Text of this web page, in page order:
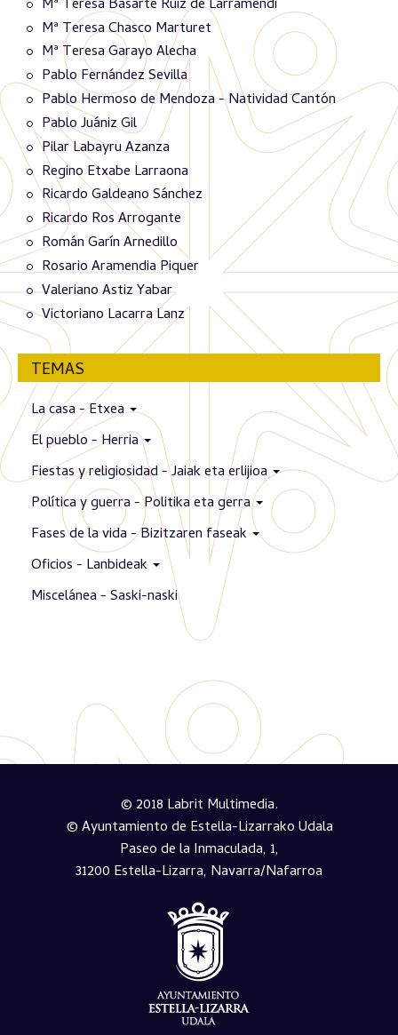
Mª Teresa Basarte Ruiz de Larramendi
Mª Teresa Chasco Marturet
Mª Teresa Garayo Alecha
Pablo Fernández Sevilla
Pablo Hermoso de Mendoza - Natividad Cantón
Pablo Juániz Gil
Pilar Labayru Azanza
Regino Etxabe Larraona
Ricardo Galdeano Sánchez
Ricardo Ros Arrogante
Román Garín Arnedillo
Rosario Aramendia Piquer
Valeriano Astiz Yabar
Victoriano Lacarra Lanz
TEMAS
La casa - Etxea
El pueblo - Herria
Fiestas y religiosidad - Jaiak eta erlijioa
Política y guerra - Politika eta gerra
Fases de la vida - Bizitzaren faseak
Oficios - Lanbideak
Miscelánea - Saski-naski
© 2018 Labrit Multimedia.
© Ayuntamiento de Estella-Lizarrako Udala
Paseo de la Inmaculada, 1,
31200 Estella-Lizarra, Navarra/Nafarroa